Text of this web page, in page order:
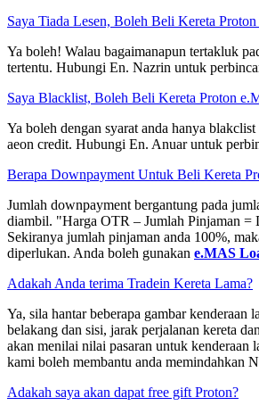
Saya Tiada Lesen, Boleh Beli Kereta
Ya boleh! Walau bagaimanapun tertakluk
tertentu. Hubungi En. Nazrin untuk
Saya Blacklist, Boleh Beli Kereta Proton
Ya boleh dengan syarat anda hanya
aeon credit. Hubungi En. Anuar untuk
Berapa Downpayment Untuk Beli Kereta
Jumlah downpayment bergantung pada
diambil. "Harga OTR – Jumlah Pinjaman =
Sekiranya jumlah pinjaman anda 100%,
diperlukan. Anda boleh gunakan e.MAS
Adakah Anda terima Tradein Kereta Lama?
Ya, sila hantar beberapa gambar kenderaan
belakang dan sisi, jarak perjalanan kereta
akan menilai nilai pasaran untuk kenderaan
kami boleh membantu anda memindahkan
Adakah saya akan dapat free gift Proton?